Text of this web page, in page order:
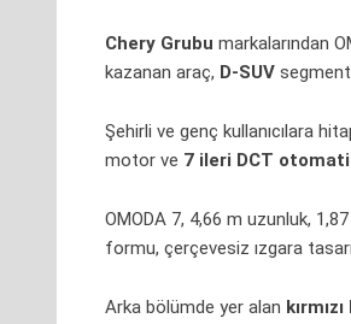
Chery Grubu markalarından
kazanan araç, D-SUV
Şehirli ve genç kullanıcılara
motor ve 7 ileri DCT
OMODA 7, 4,66 m uzunluk,
formu, çerçevesiz ızgara
Arka bölümde yer alan